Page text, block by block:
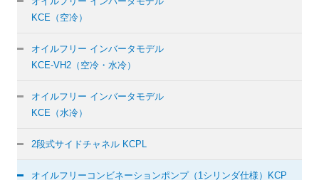
KCE（空冷）
オイルフリー インバータモデル
KCE-VH2（空冷・水冷）
オイルフリー インバータモデル
KCE（水冷）
2段式サイドチャネル KCPL
オイルフリーコンビネーションポンプ（1シリンダ仕様）KCP